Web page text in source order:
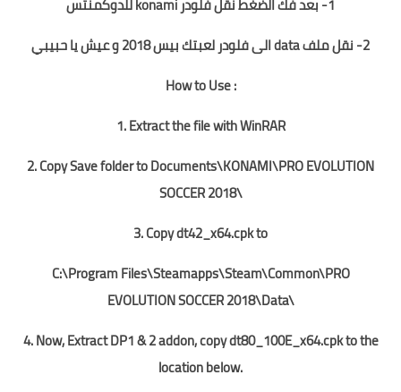
2- نقل ملف data الى فلودر لعبتك بيس 2018 و عيش يا حبيبي
How to Use :
1. Extract the file with WinRAR
2. Copy Save folder to Documents\KONAMI\PRO EVOLUTION
SOCCER 2018\
3. Copy dt42_x64.cpk to
C:\Program Files\Steamapps\Steam\Common\PRO
EVOLUTION SOCCER 2018\Data\
4. Now, Extract DP1 & 2 addon, copy dt80_100E_x64.cpk to the
location below.